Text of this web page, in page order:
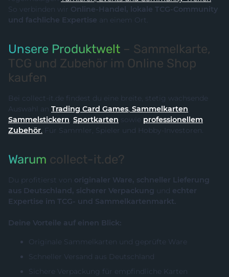
So verbinden wir Online-Handel, lokale TCG-Community
und fachliche Expertise an einem Ort.
Unsere Produktwelt – Sammelkarte,
TCG und Zubehör im Online Shop
kaufen
Bei collect-it.de findest du eine breite, stetig wachsende
Auswahl an
Trading Card Games, Sammelkarten,
Sammelstickern, Sportkarten sowie professionellem
Zubehör. Für Sammler, Spieler und Hobby-Investoren.
Warum collect-it.de?
Du profitierst von originaler Ware, schneller Lieferung
aus Deutschland, sicherer Verpackung und echter
Expertise im TCG- und Sammelkartenmarkt.
Deine Vorteile auf einen Blick:
Originale Sammelkarten und geprüfte Ware
Schneller Versand aus Deutschland
Sichere Verpackung für empfindliche Karten